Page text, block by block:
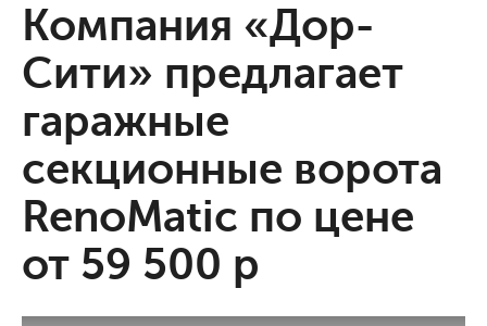
Компания «Дор-
Сити» предлагает
гаражные
секционные ворота
RenoMatic по цене
от 59 500 р